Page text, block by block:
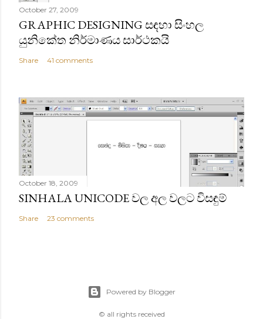
October 27, 2009
GRAPHIC DESIGNING සඳහා සිංහල
යුනිකේත නිර්මාණය සාර්ථකයි
Share 41 comments
October 18, 2009
SINHALA UNICODE වල අල වලට විසඳුම්
Share 23 comments
Powered by Blogger
© all rights received